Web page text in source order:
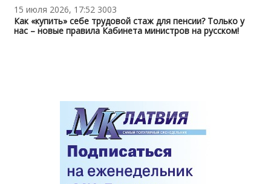
15 июля 2026, 17:52 3003
Как «купить» себе трудовой стаж для пенсии? Только у
нас – новые правила Кабинета министров на русском!